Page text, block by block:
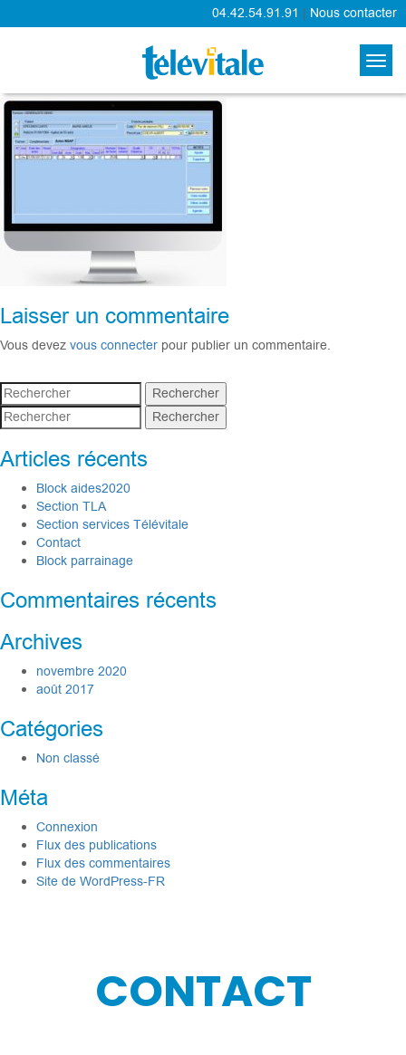
04.42.54.91.91 | Nous contacter
Logiciel Medecins
170718_2
Laisser un commentaire
Vous devez vous connecter pour publier un commentaire.
Rechercher
Rechercher
Articles récents
Block aides2020
Section TLA
Section services Télévitale
Contact
Block parrainage
Commentaires récents
Archives
novembre 2020
août 2017
Catégories
Non classé
Méta
Connexion
Flux des publications
Flux des commentaires
Site de WordPress-FR
CONTACT